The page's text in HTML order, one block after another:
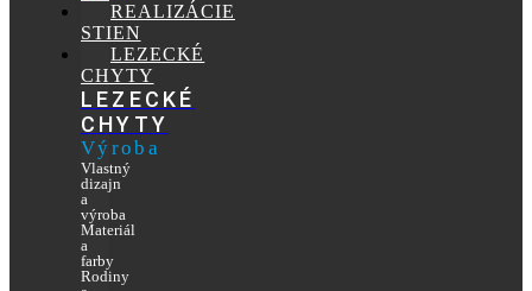
REALIZÁCIE
STIEN
LEZECKÉ
CHYTY
LEZECKÉ
CHYTY
Výroba
Vlastný
dizajn
a
výroba
Materiál
a
farby
Rodiny